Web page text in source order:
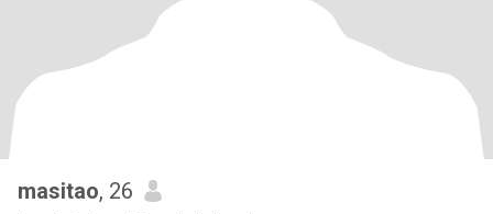
masitao, 26